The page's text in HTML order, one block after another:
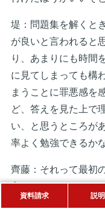
堤：問題集を解くと
が良いと言われると
り、あまりにも時間
に見てしまっても構
まうことに罪悪感を
ど、答えを見た上で
い、と思うところが
率よく勉強できるか
齊藤：それって最初
方になって？
資料請求 説